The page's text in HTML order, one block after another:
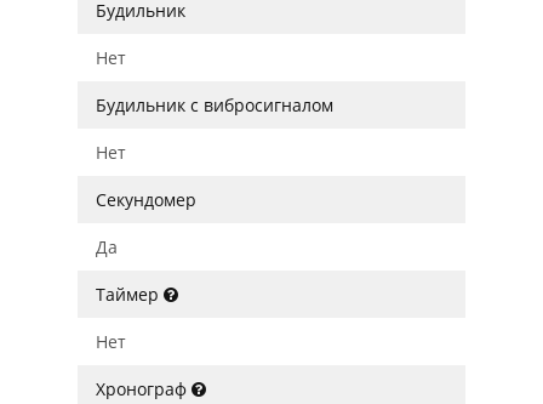
Будильник
Нет
Будильник с вибросигналом
Нет
Секундомер
Да
Таймер
Нет
Хронограф